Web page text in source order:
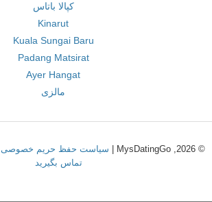
کپالا باتاس
Kinarut
Kuala Sungai Baru
Padang Matsirat
Ayer Hangat
مالزی
© 2026, MysDatingGo | سیاست حفظ حریم خصوصی
تماس بگیرید